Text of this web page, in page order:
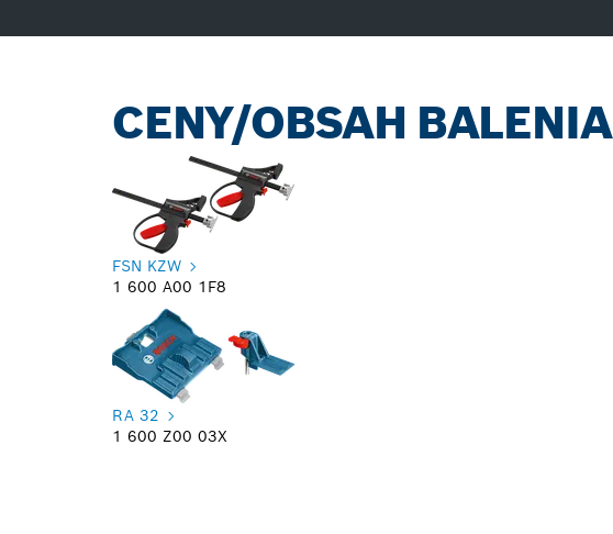
CENY/OBSAH BALENIA
FSN KZW
1 600 A00 1F8
RA 32
1 600 Z00 03X